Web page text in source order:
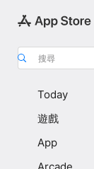
搜尋
Today
遊戲
App